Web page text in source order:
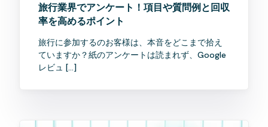
旅行業界でアンケート！項目や質問例と回収
率を高めるポイント
旅行に参加するのお客様は、本音をどこまで拾え
ていますか？紙のアンケートは読まれず、Google
レビュ […]